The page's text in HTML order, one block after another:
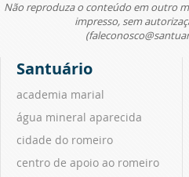
Não reproduza o conteúdo em outro
impresso, sem
Santuário
academia marial
água mineral aparecida
cidade do romeiro
centro de apoio ao romeiro